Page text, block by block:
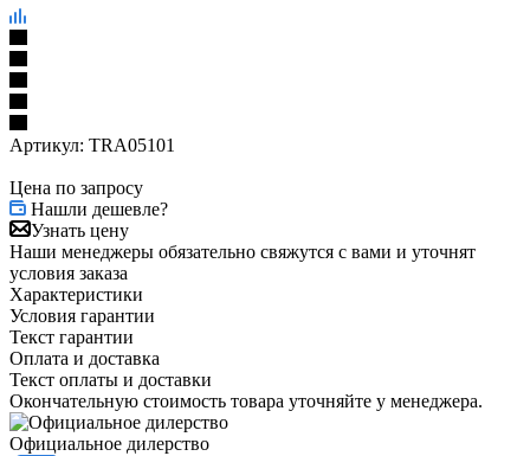
Артикул: TRA05101
Цена по запросу
Нашли дешевле?
Узнать цену
Наши менеджеры обязательно свяжутся с вами и уточнят
условия заказа
Характеристики
Условия гарантии
Текст гарантии
Оплата и доставка
Текст оплаты и доставки
Окончательную стоимость товара уточняйте у менеджера.
Официальное дилерство